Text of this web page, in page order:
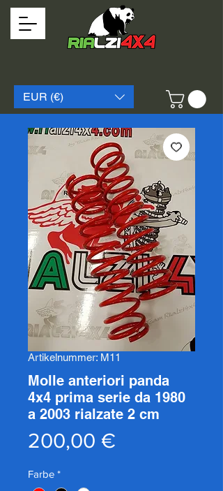
EUR (€)
Artikelnummer: M11
Molle anteriori panda
4x4 prima serie da 1980
a 2003 rialzate 2 cm
200,00 €
Farbe *